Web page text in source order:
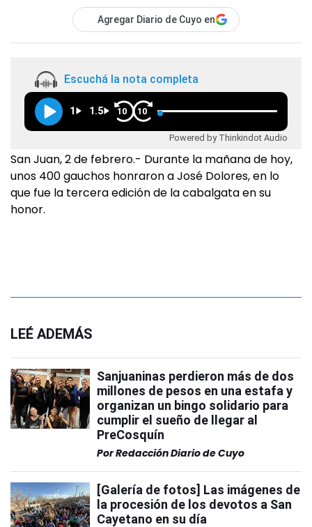
Agregar Diario de Cuyo en
Escuchá la nota completa
1 1.5 10 10
Powered by Thinkindot Audio
San Juan, 2 de febrero.- Durante la mañana de hoy,
unos 400 gauchos honraron a José Dolores, en lo
que fue la tercera edición de la cabalgata en su
honor.
LEÉ ADEMÁS
Sanjuaninas perdieron más de dos
millones de pesos en una estafa y
organizan un bingo solidario para
cumplir el sueño de llegar al
PreCosquín
PorRedacción Diario de Cuyo
[Galería de fotos] Las imágenes de
la procesión de los devotos a San
Cayetano en su día